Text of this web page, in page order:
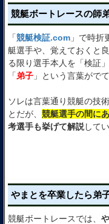
競艇ボートレースの師
「競艇検証.com 」で時折
艇選手や、覚えておくと
る限り選手本人を「検証
「 弟子 」という言葉がで
ソレは言葉通り競艇の技
とだが、 競艇選手の間に
考選手も挙げて解説して
やまとを卒業したら弟
競艇ボートレースでは、